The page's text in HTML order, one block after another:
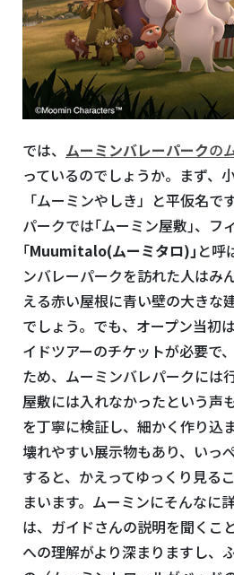
では、 ムーミンバレーパークの
っているのでしょうか。まず、
「ムーミンやしき」と平仮名で
パークでは｢ムーミン屋敷｣、フ
｢Muumitalo(ムーミタロ)｣ と呼
ンバレーパークを訪れた人はみ
える赤い屋根に青い壁の大きな
でしょう。でも、オープン当初
イドツアーのチケットが必要で
ため、ムーミンバレパークには
屋敷には入れなかったという声
を丁寧に検証し、細かく作り込
壊れやすい展示物もあり、いっ
すると、かえってゆっくり見る
まいます。ムーミンにそんなに
は、ガイドさんの説明を聞くこ
への理解がより深まりますし、